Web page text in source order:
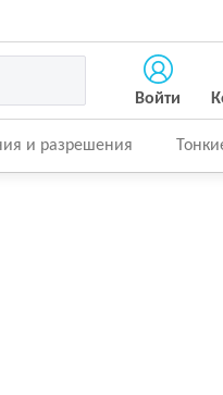
Войти
и разрешения